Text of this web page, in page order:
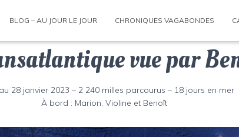
BLOG – AU JOUR LE JOUR CHRONIQUES VAGABONDES
vue par
28 janvier 2023 – 2 240 milles parcourus – 18 jours en mer
À bord : Marion, Violine et Benoît